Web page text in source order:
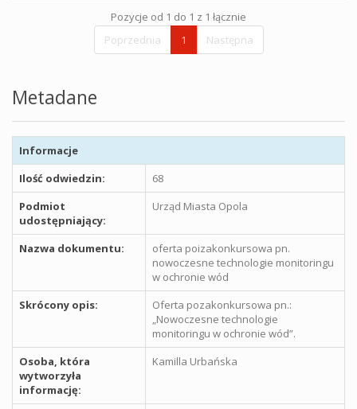
Pozycje od 1 do 1 z 1 łącznie
Poprzednia
1 Następna
Metadane
Informacje
Ilość odwiedzin:
68
Podmiot
udostępniający:
Urząd Miasta Opola
Nazwa dokumentu:
oferta poizakonkursowa pn.
nowoczesne technologie monitoringu
w ochronie wód
Skrócony opis:
Oferta pozakonkursowa pn.:
„Nowoczesne technologie
monitoringu w ochronie wód”.
Osoba, która
wytworzyła
informację:
Kamilla Urbańska